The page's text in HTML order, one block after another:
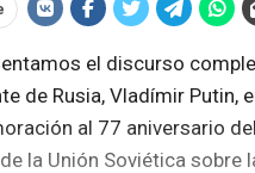
el discurso
de Rusia, Vladímir Putin,
al 77 aniversario
la Unión Soviética sobre